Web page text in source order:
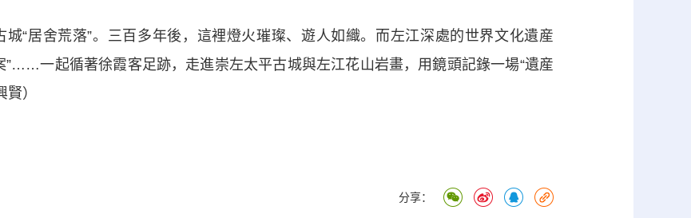
居舍荒落”。三百多年後，這裡燈火璀璨、遊人如織。而左江深處的世界文化遺産
一起循著徐霞客足跡，走進崇左太平古城與左江花山岩畫，用鏡頭記錄一場“遺産
）
分享：